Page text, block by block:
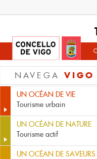
NAVEGA VIGO
UN OCÉAN DE VIE
Tourisme urbain
UN OCÉAN DE NATURE
Tourisme actif
UN OCÉAN DE SAVEURS